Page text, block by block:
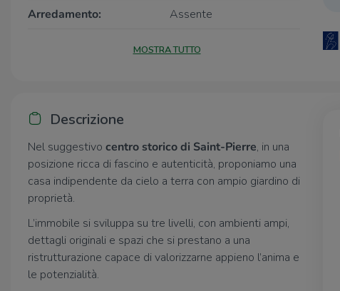
Arredamento:
Assente
MOSTRA TUTTO
Descrizione
Nel suggestivo centro storico di Saint-Pierre, in una
posizione ricca di fascino e autenticità, proponiamo una
casa indipendente da cielo a terra con ampio giardino di
proprietà.
L’immobile si sviluppa su tre livelli, con ambienti ampi,
dettagli originali e spazi che si prestano a una
ristrutturazione capace di valorizzarne appieno l’anima e
le potenzialità.